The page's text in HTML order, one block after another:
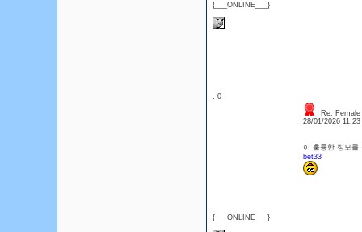
{___ONLINE___}
: 0
{___ONLINE___}
Re:
28/01/2026
이 훌륭한 정보를
bet33